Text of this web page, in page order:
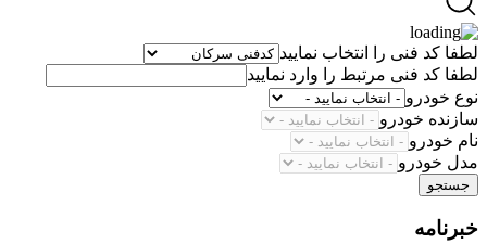
لطفا کد فنی را انتخاب نمایید
لطفا کد فنی مرتبط را وارد نمایید
نوع خودرو
سازنده خودرو
نام خودرو
مدل خودرو
جستجو
خبرنامه